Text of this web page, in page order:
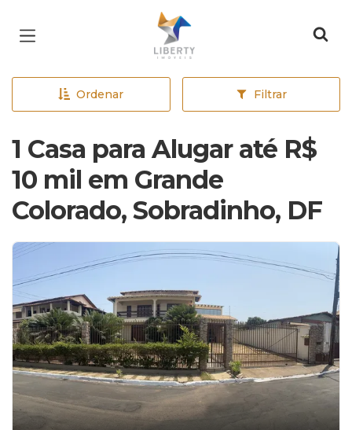
Página inicial
Ordenar Filtrar
1 Casa para Alugar até R$
10 mil em Grande
Colorado, Sobradinho, DF